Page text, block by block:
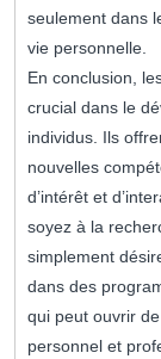
seulement dans
vie personnelle.
En conclusion,
crucial dans le
individus. Ils
nouvelles
d’intérêt et
soyez à la
simplement
dans des
qui peut ouvrir
personnel et